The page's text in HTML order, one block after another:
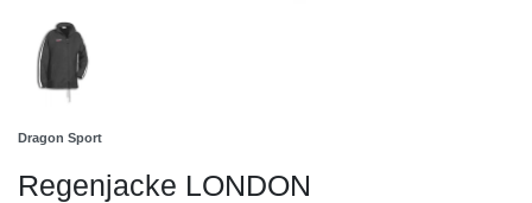
Dragon Sport
Regenjacke LONDON